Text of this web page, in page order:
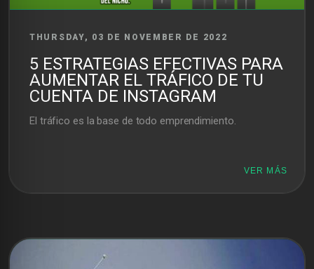
THURSDAY, 03 DE NOVEMBER DE 2022
5 ESTRATEGIAS EFECTIVAS PARA
AUMENTAR EL TRÁFICO DE TU
CUENTA DE INSTAGRAM
El tráfico es la base de todo emprendimiento.
VER MÁS